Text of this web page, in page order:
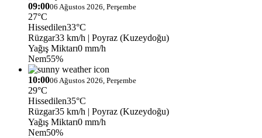
09:0006 Ağustos 2026, Perşembe
27°C
Hissedilen33°C
Rüzgar33 km/h | Poyraz (Kuzeydoğu)
Yağış Miktarı0 mm/h
Nem55%
10:0006 Ağustos 2026, Perşembe
29°C
Hissedilen35°C
Rüzgar35 km/h | Poyraz (Kuzeydoğu)
Yağış Miktarı0 mm/h
Nem50%